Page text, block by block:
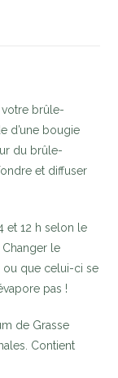
brûle-
d’une bougie
du brûle-
et diffuser
et 12 h selon le
Changer le
ou que celui-ci se
pas !
de Grasse
Contient